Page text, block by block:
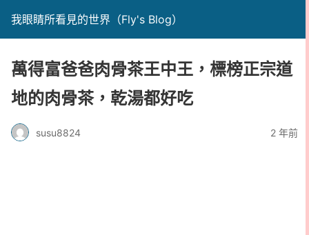
我眼睛所看見的世界（Fly's Blog）
萬得富爸爸肉骨茶王中王，標榜正宗道
地的肉骨茶，乾湯都好吃
susu8824 2 年前